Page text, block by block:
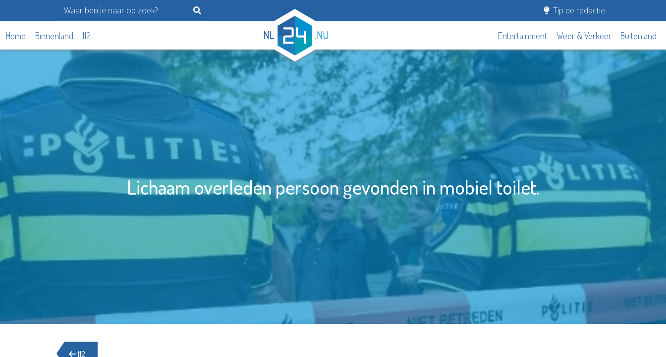
Tip de redactie
Home Binnenland 112 Entertainment Weer & Verkeer Buitenland
Lichaam overleden persoon gevonden in mobiel toilet.
112